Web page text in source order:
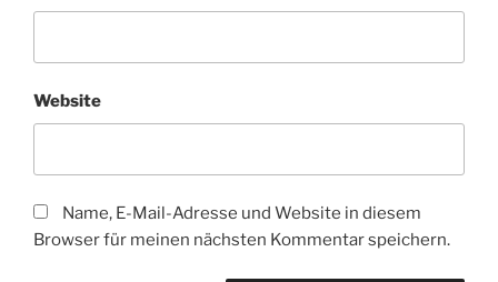
Website
Name, E-Mail-Adresse und Website in diesem
Browser für meinen nächsten Kommentar speichern.